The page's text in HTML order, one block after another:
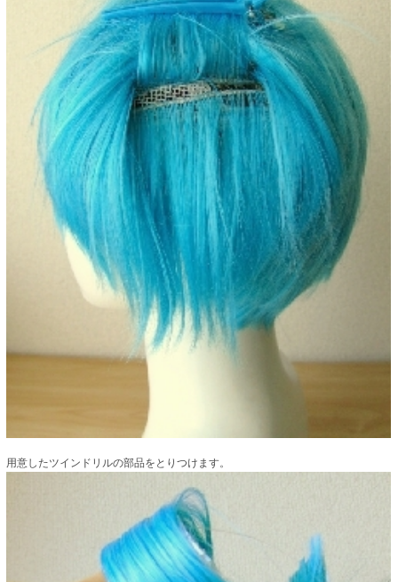
用意したツインドリルの部品をとりつけます。